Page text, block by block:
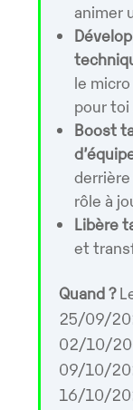
animer
le
pour toi
Boost
derrière
rôle à
Libère
et
Quand ?
25/09/
02/10/
09/10/
16/10/